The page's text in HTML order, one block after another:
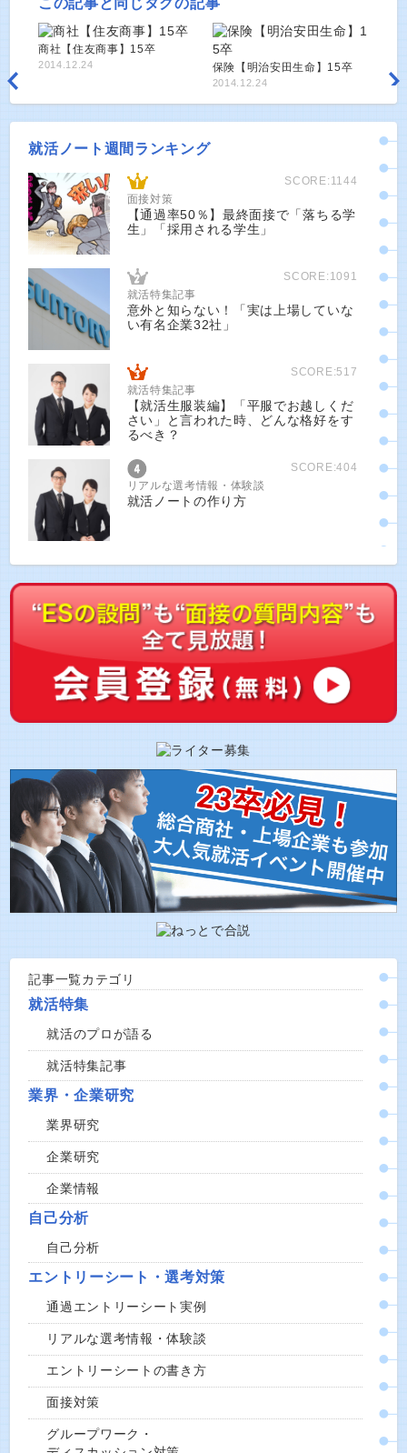
商社【住友商事】15卒
2014.12.24 保険【明治安田生命】15卒
2014.12.24
就活ノート週間ランキング
SCORE:1144
面接対策
【通過率50％】最終面接で「落ちる学
生」「採用される学生」
SCORE:1091
就活特集記事
意外と知らない！「実は上場していな
い有名企業32社」
SCORE:517
就活特集記事
【就活生服装編】「平服でお越しくだ
さい」と言われた時、どんな格好をす
るべき？
SCORE:404
リアルな選考情報・体験談
就活ノートの作り方
記事一覧カテゴリ
就活特集
就活のプロが語る
就活特集記事
業界・企業研究
業界研究
企業研究
企業情報
自己分析
自己分析
エントリーシート・選考対策
通過エントリーシート実例
リアルな選考情報・体験談
エントリーシートの書き方
面接対策
グループワーク・